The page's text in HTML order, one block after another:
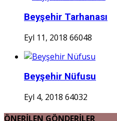
Beyşehir Tarhanası
Eyl 11, 2018 66048
Beyşehir Nüfusu
Eyl 4, 2018 64032
ÖNERİLEN GÖNDERİLER